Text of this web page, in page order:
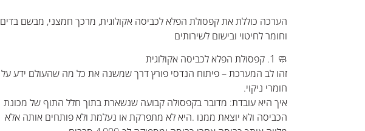
הערכה כוללת את קפסולת הפלא לכביסה אקולוגית, מרכך חמצני, מבשם בדים
וחומר לחיטוי ובישום לשירותים
🧼 1. קפסולת הפלא לכביסה אקולוגית
זהו לב המערכת – פיתוח הנדסי פורץ דרך שמשנה את כל מה שהעולם ידע על
חומרי ניקוי.
איך היא עובדת: מדובר בקפסולה קבועה שנשארת בתוך חלל התוף של מכונת
הכביסה ולא יוצאת ממנו .היא לא מתפרקת או נעלמת ולא פותחים אותה אלא